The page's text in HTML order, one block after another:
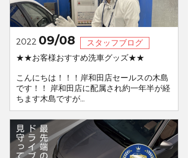
2022 09/08
スタッフブログ
★★お客様おすすめ洗車グッズ★★
こんにちは！！！岸和田店セールスの木島
です！！ 岸和田店に配属され約一年半が経
ちます木島ですが...